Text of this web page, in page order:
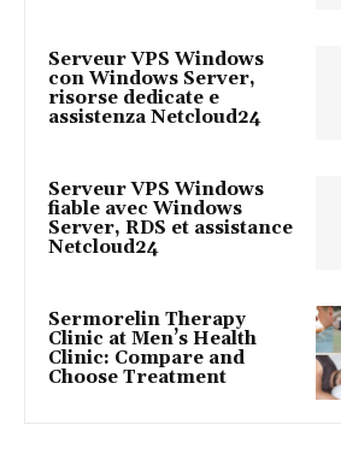
Serveur VPS Windows
con Windows Server,
risorse dedicate e
assistenza Netcloud24
Serveur VPS Windows
fiable avec Windows
Server, RDS et assistance
Netcloud24
Sermorelin Therapy
Clinic at Men’s Health
Clinic: Compare and
Choose Treatment